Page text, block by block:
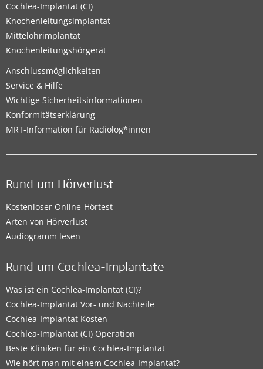
Cochlea-Implantat (CI)
Knochenleitungsimplantat
Mittelohrimplantat
Knochenleitungshörgerät
Anschlussmöglichkeiten
Service & Hilfe
Wichtige Sicherheitsinformationen
Konformitätserklärung
MRT-Information für Radiolog*innen
Rund um Hörverlust
Kostenloser Online-Hörtest
Arten von Hörverlust
Audiogramm lesen
Rund um Cochlea-Implantate
Was ist ein Cochlea-Implantat (CI)?
Cochlea-Implantat Vor- und Nachteile
Cochlea-Implantat Kosten
Cochlea-Implantat (CI) Operation
Beste Kliniken für ein Cochlea-Implantat
Wie hört man mit einem Cochlea-Implantat?